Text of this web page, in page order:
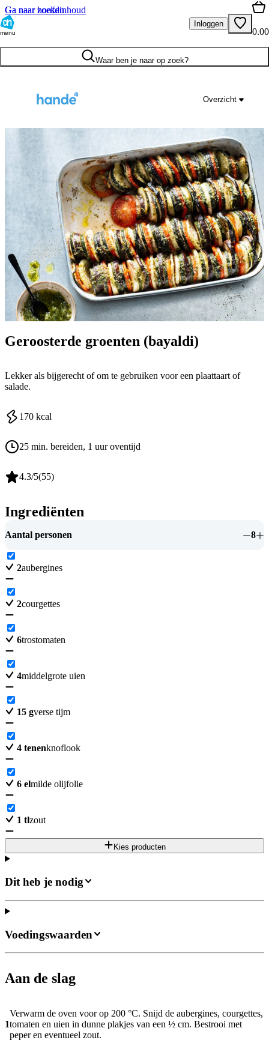
Ga naar hoofdinhoud
Ga naar zoeken
menu
Inloggen
0.00
Waar ben je naar op zoek?
Overzicht
Geroosterde groenten (bayaldi)
Lekker als bijgerecht of om te gebruiken voor een plaattaart of
salade.
170 kcal
25 min. bereiden, 1 uur oventijd
4.3/5(55)
Ingrediënten
Aantal personen 8
2aubergines
2courgettes
6trostomaten
4middelgrote uien
15 gverse tijm
4 tenenknoflook
6 elmilde olijfolie
1 tlzout
Kies producten
Dit heb je nodig
Aan de slag
1
Verwarm de oven voor op 200 °C. Snijd de aubergines, courgettes,
tomaten en uien in dunne plakjes van een ½ cm. Bestrooi met
peper en eventueel zout.
Voedingswaarden